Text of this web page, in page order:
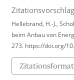
Zitationsvorschlag
Hellebrand, H.-J.,
beim Anbau von
273. https://doi.org/